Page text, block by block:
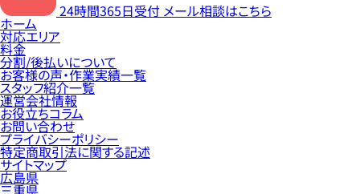
24時間365日受付 メール相談はこちら
ホーム
対応エリア
料金
分割/後払いについて
お客様の声・作業実績一覧
スタッフ紹介一覧
運営会社情報
お役立ちコラム
お問い合わせ
プライバシーポリシー
特定商取引法に関する記述
サイトマップ
広島県
三重県